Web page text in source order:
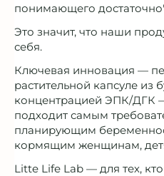
понимающего
Это значит, что наши
себя.
Ключевая инновация —
растительной капсуле из
концентрацией ЭПК/ДГК
подходит самым
планирующим
кормящим женщинам,
Litte Life Lab — для тех,